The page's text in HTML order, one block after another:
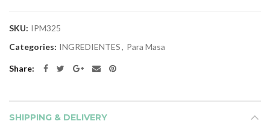
SKU: IPM325
Categories: INGREDIENTES, Para Masa
Share
SHIPPING & DELIVERY